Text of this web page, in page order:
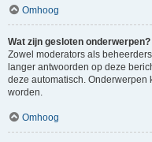
Omhoog
Wat zijn gesloten onderwerpen?
Zowel moderators als
langer antwoorden op deze
deze automatisch.
worden.
Omhoog